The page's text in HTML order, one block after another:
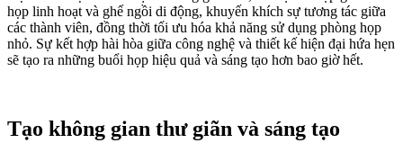
họp linh hoạt và ghế ngồi di động, khuyến khích sự tương tác giữa
các thành viên, đồng thời tối ưu hóa khả năng sử dụng phòng họp
nhỏ. Sự kết hợp hài hòa giữa công nghệ và thiết kế hiện đại hứa hẹn
sẽ tạo ra những buổi họp hiệu quả và sáng tạo hơn bao giờ hết.
Tạo không gian thư giãn và sáng tạo